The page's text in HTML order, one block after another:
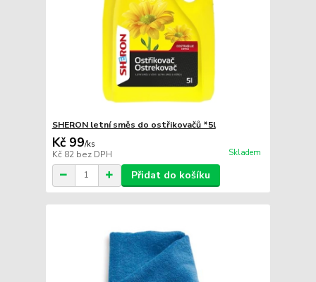
SHERON letní směs do ostřikovačů *5l
Kč 99/ks
Kč 82 bez DPH Skladem
Přidat do košíku